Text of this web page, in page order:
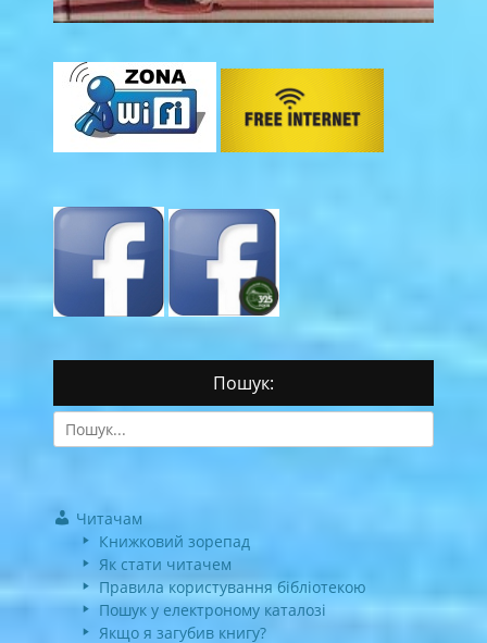
Пошук:
Search
for:
Читачам
Книжковий зорепад
Як стати читачем
Правила користування бібліотекою
Пошук у електроному каталозі
Якщо я загубив книгу?